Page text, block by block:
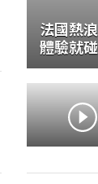
法國熱
體驗就